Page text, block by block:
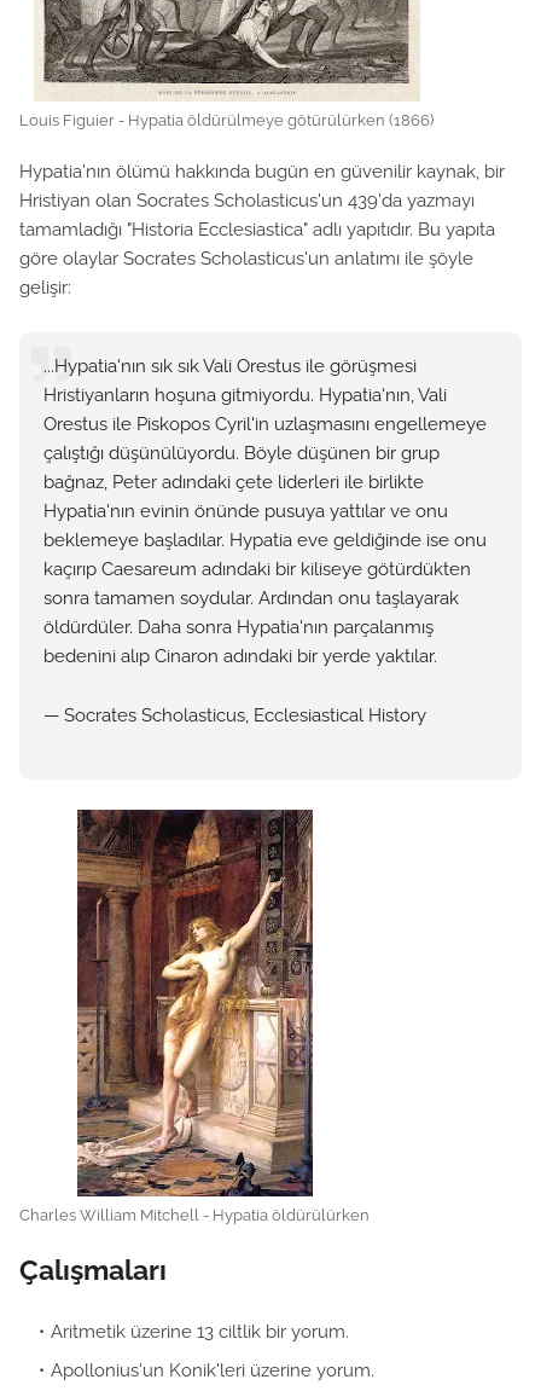
Louis Figuier - Hypatia öldürülmeye götürülürken (1866)
Hypatia'nın ölümü hakkında bugün en güvenilir kaynak, bir
Hristiyan olan Socrates Scholasticus'un 439'da yazmayı
tamamladığı "Historia Ecclesiastica" adlı yapıtıdır. Bu yapıta
göre olaylar Socrates Scholasticus'un anlatımı ile şöyle
gelişir:
...Hypatia'nın sık sık Vali Orestus ile görüşmesi
Hristiyanların hoşuna gitmiyordu. Hypatia'nın, Vali
Orestus ile Piskopos Cyril'in uzlaşmasını engellemeye
çalıştığı düşünülüyordu. Böyle düşünen bir grup
bağnaz, Peter adındaki çete liderleri ile birlikte
Hypatia'nın evinin önünde pusuya yattılar ve onu
beklemeye başladılar. Hypatia eve geldiğinde ise onu
kaçırıp Caesareum adındaki bir kiliseye götürdükten
sonra tamamen soydular. Ardından onu taşlayarak
öldürdüler. Daha sonra Hypatia'nın parçalanmış
bedenini alıp Cinaron adındaki bir yerde yaktılar.
— Socrates Scholasticus, Ecclesiastical History
Charles William Mitchell - Hypatia öldürülürken
Çalışmaları
Aritmetik üzerine 13 ciltlik bir yorum.
Apollonius'un Konik'leri üzerine yorum.